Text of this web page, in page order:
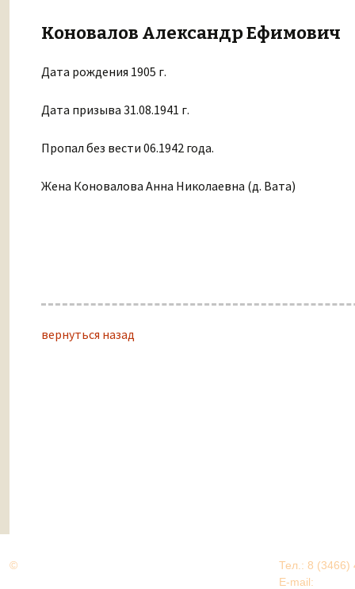
Коновалов Александр Ефимович
Дата рождения 1905 г.
Дата призыва 31.08.1941 г.
Пропал без вести 06.1942 года.
Жена Коновалова Анна Николаевна (д. Вата)
вернуться назад
©
Тел.: 8 (3466)
E-mail: